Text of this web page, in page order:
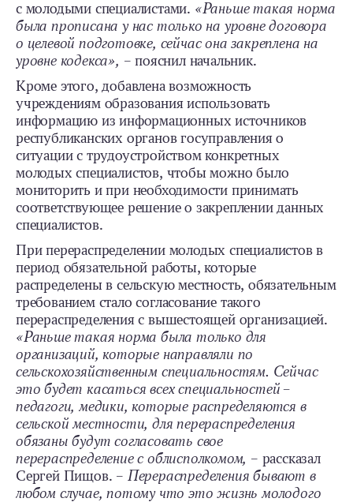
с молодыми специалистами. «Раньше такая норма
была прописана у нас только на уровне договора
о целевой подготовке, сейчас она закреплена на
уровне кодекса», – пояснил начальник.
Кроме этого, добавлена возможность
учреждениям образования использовать
информацию из информационных источников
республиканских органов госуправления о
ситуации с трудоустройством конкретных
молодых специалистов, чтобы можно было
мониторить и при необходимости принимать
соответствующее решение о закреплении данных
специалистов.
При перераспределении молодых специалистов в
период обязательной работы, которые
распределены в сельскую местность, обязательным
требованием стало согласование такого
перераспределения с вышестоящей организацией.
«Раньше такая норма была только для
организаций, которые направляли по
сельскохозяйственным специальностям. Сейчас
это будет касаться всех специальностей –
педагоги, медики, которые распределяются в
сельской местности, для перераспределения
обязаны будут согласовать свое
перераспределение с облисполкомом, – рассказал
Сергей Пищов. – Перераспределения бывают в
любом случае, потому что это жизнь молодого